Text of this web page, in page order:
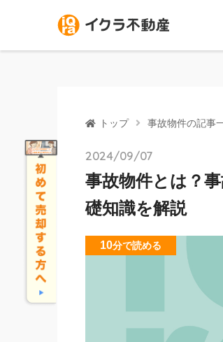
トップ 事故物件の記事
2024/09/07
事故物件とは？
礎知識を解説
10分で読める